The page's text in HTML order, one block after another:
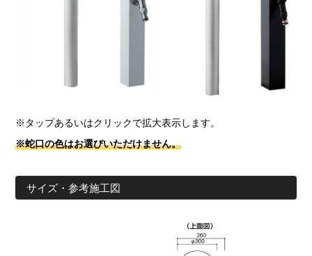
※タップあるいはクリックで拡大表示します。
※蛇口の色はお選びいただけません。
サイズ・参考施工図